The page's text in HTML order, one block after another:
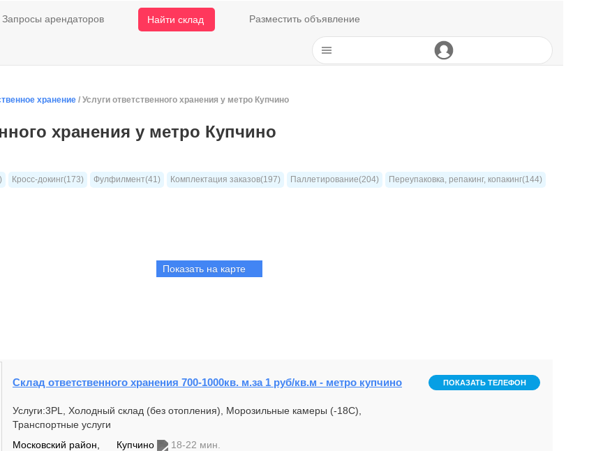
Запросы арендаторов Найти склад Разместить объявление
хранение / Услуги ответственного хранения у метро Купчино
хранения у метро Купчино
Кросс-докинг(173) Фулфилмент(41) Комплектация заказов(197) Паллетирование(204)
Переупаковка, репакинг, копакинг(144)
Показать на карте
Склад ответственного хранения 700-1000кв. м.за 1 руб/кв.м - метро купчино
Услуги:3PL, Холодный склад (без отопления), Морозильные камеры (-18С),
Транспортные услуги
Московский район,
Купчино 18-22 мин.
ПОКАЗАТЬ ТЕЛЕФОН